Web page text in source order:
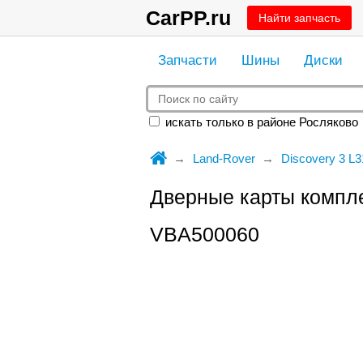
CarPP.ru Найти запчасть
Запчасти Шины Диски
искать только в районе Росляково
Land-Rover Discovery 3
Дверные карты
VBA500060